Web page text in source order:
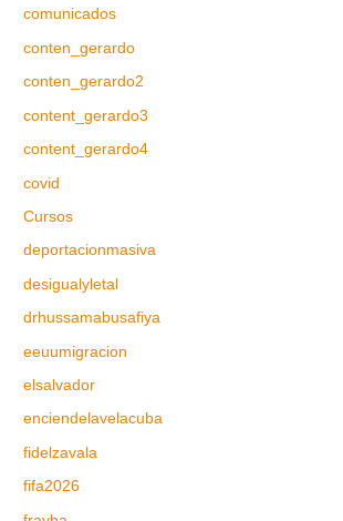
comunicados
conten_gerardo
conten_gerardo2
content_gerardo3
content_gerardo4
covid
Cursos
deportacionmasiva
desigualyletal
drhussamabusafiya
eeuumigracion
elsalvador
enciendelavelacuba
fidelzavala
fifa2026